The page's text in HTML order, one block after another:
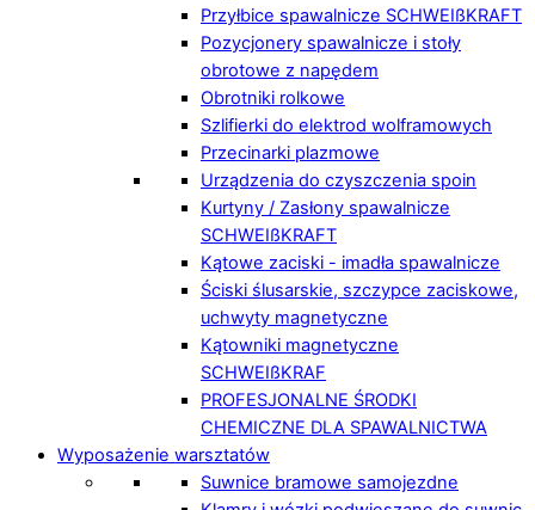
Przyłbice spawalnicze SCHWEIßKRAFT
Pozycjonery spawalnicze i stoły
obrotowe z napędem
Obrotniki rolkowe
Szlifierki do elektrod wolframowych
Przecinarki plazmowe
Urządzenia do czyszczenia spoin
Kurtyny / Zasłony spawalnicze
SCHWEIßKRAFT
Kątowe zaciski - imadła spawalnicze
Ściski ślusarskie, szczypce zaciskowe,
uchwyty magnetyczne
Kątowniki magnetyczne
SCHWEIßKRAF
PROFESJONALNE ŚRODKI
CHEMICZNE DLA SPAWALNICTWA
Wyposażenie warsztatów
Suwnice bramowe samojezdne